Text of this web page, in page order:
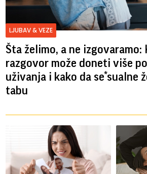
LJUBAV & VEZE
Šta želimo, a ne izgovaramo:
razgovor može doneti više
uživanja i kako da se*sualne
tabu